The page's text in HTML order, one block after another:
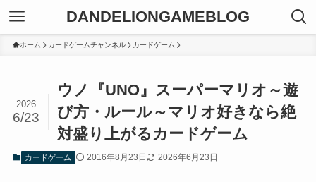
DANDELIONGAMEBLOG
ホーム カードゲームチャンネル カードゲーム
ウノ『UNO』スーパーマリオ～遊
び方・ルール～マリオ好きなら絶
対盛り上がるカードゲーム
2026
6/23
カードゲーム 2016年8月23日 2026年6月23日